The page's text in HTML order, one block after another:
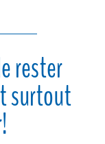
rester
surtout